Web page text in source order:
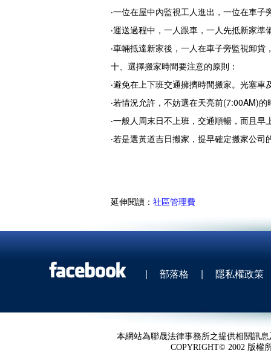
‧一位在屋中內監視工人進出，一位在車子
‧運送過程中，一人跟車，一人先抵新家準
‧車輛抵達新家後，一人在車子旁監視卸
十、選擇搬家時間要注意的原則：
‧避免在上下班交通擁擠時間搬家。光塞
‧若情況允許，不妨選在天亮前(7:00AM)
‧一般人周末日不上班，交通順暢，而且
‧若是選黃道吉日搬家，提早確定搬家公司
延伸閱讀： 社區管理費
| 部落格 | 隱私權政策
本網站為聯晟法律事務所之提供相關訊
COPYRIGHT© 2002 版權